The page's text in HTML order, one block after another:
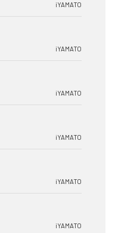
iYAMATO
iYAMATO
iYAMATO
iYAMATO
iYAMATO
iYAMATO